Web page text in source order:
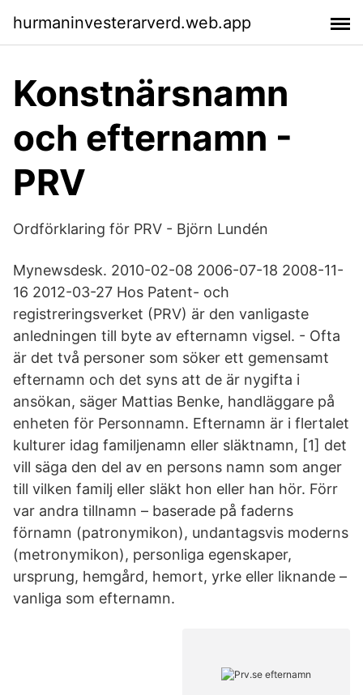
hurmaninvesterarverd.web.app
Konstnärsnamn
och efternamn -
PRV
Ordförklaring för PRV - Björn Lundén
Mynewsdesk. 2010-02-08 2006-07-18 2008-11-
16 2012-03-27 Hos Patent- och
registreringsverket (PRV) är den vanligaste
anledningen till byte av efternamn vigsel. - Ofta
är det två personer som söker ett gemensamt
efternamn och det syns att de är nygifta i
ansökan, säger Mattias Benke, handläggare på
enheten för Personnamn. Efternamn är i flertalet
kulturer idag familjenamn eller släktnamn, [1] det
vill säga den del av en persons namn som anger
till vilken familj eller släkt hon eller han hör. Förr
var andra tillnamn – baserade på faderns
förnamn (patronymikon), undantagsvis moderns
(metronymikon), personliga egenskaper,
ursprung, hemgård, hemort, yrke eller liknande –
vanliga som efternamn.